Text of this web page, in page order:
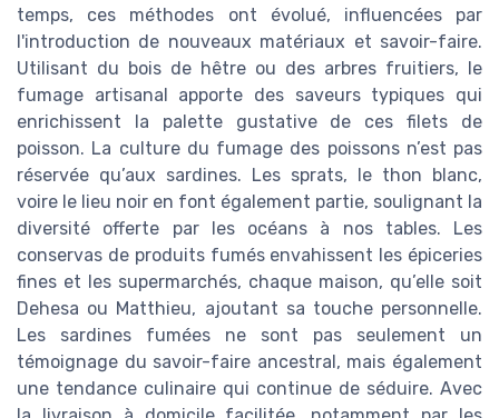
temps, ces méthodes ont évolué, influencées par
l'introduction de nouveaux matériaux et savoir-faire.
Utilisant du bois de hêtre ou des arbres fruitiers, le
fumage artisanal apporte des saveurs typiques qui
enrichissent la palette gustative de ces filets de
poisson. La culture du fumage des poissons n’est pas
réservée qu’aux sardines. Les sprats, le thon blanc,
voire le lieu noir en font également partie, soulignant la
diversité offerte par les océans à nos tables. Les
conservas de produits fumés envahissent les épiceries
fines et les supermarchés, chaque maison, qu’elle soit
Dehesa ou Matthieu, ajoutant sa touche personnelle.
Les sardines fumées ne sont pas seulement un
témoignage du savoir-faire ancestral, mais également
une tendance culinaire qui continue de séduire. Avec